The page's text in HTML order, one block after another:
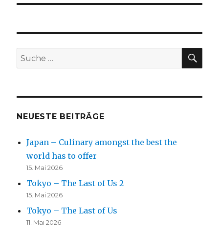
Suche
nach:
NEUESTE BEITRÄGE
Japan – Culinary amongst the best the
world has to offer
15. Mai 2026
Tokyo – The Last of Us 2
15. Mai 2026
Tokyo – The Last of Us
11. Mai 2026